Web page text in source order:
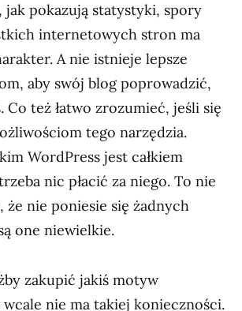
jak pokazują statystyki, spory
internetowych stron ma
A nie istnieje lepsze
aby swój blog poprowadzić,
Co też łatwo zrozumieć, jeśli się
tego narzędzia.
WordPress jest całkiem
nic płacić za niego. To nie
że nie poniesie się żadnych
one niewielkie.
zakupić jakiś motyw
nie ma takiej konieczności.